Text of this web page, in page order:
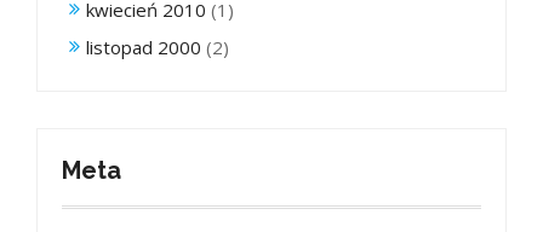
kwiecień 2010 (1)
listopad 2000 (2)
Meta